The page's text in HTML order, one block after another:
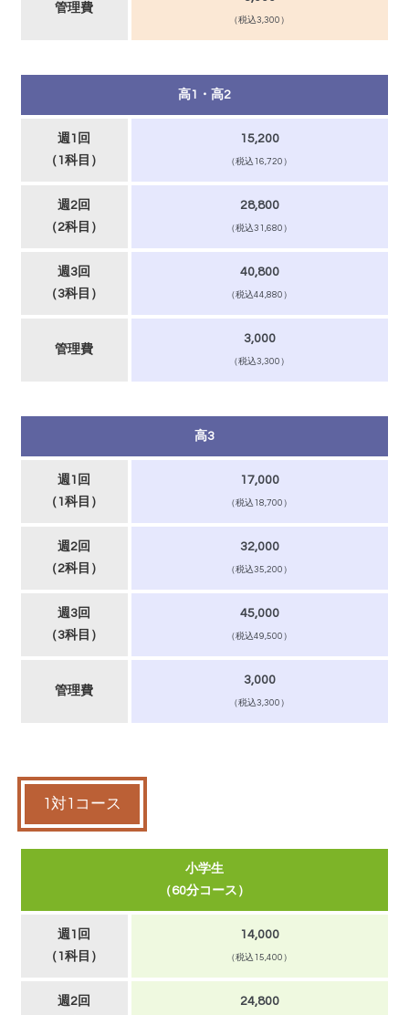
管理費
（税込3,300）
高1・高2
週1回
（1科目）
15,200
（税込16,720）
週2回
（2科目）
28,800
（税込31,680）
週3回
（3科目）
40,800
（税込44,880）
管理費
3,000
（税込3,300）
高3
週1回
（1科目）
17,000
（税込18,700）
週2回
（2科目）
32,000
（税込35,200）
週3回
（3科目）
45,000
（税込49,500）
管理費
3,000
（税込3,300）
1対1コース
小学生
（60分コース）
週1回
（1科目）
14,000
（税込15,400）
週2回
24,800